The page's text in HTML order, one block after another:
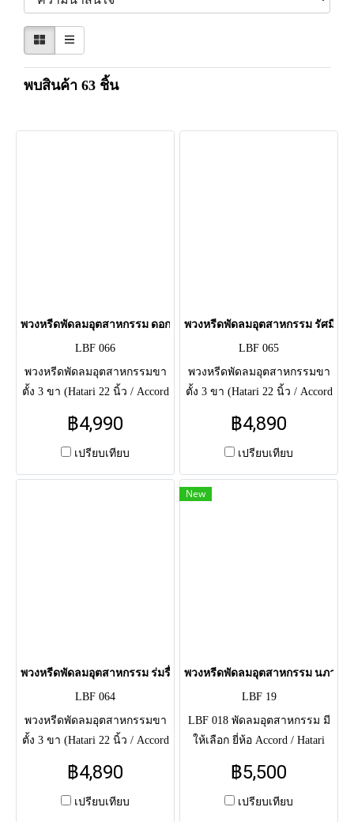
พบสินค้า 63 ชิ้น
พวงหรีดพัดลมอุตสาหกรรม ดอกไม้ประดิษฐ์ มณีทิพย์ (LBF66)
LBF 066
พวงหรีดพัดลมอุตสาหกรรมขา
ตั้ง 3 ขา (Hatari 22 นิ้ว / Accord
ประดิษฐ์ ดีไซน์ทูโทน โทนสี
ม่วง-แดง-ขาว โดดเด่นด้วย
฿4,990
เปรียบเทียบ
พวงหรีดพัดลมอุตสาหกรรม รัศมี
LBF 065
พวงหรีดพัดลมอุตสาหกรรมขา
ตั้ง 3 ขา (Hatari 22 นิ้ว / Accord
เต็มวง โทนสีเหลือง-ขาว
ประดับดอกเยอบีร่าและดอกมัม
เด่น สื่อถึงความเคารพและส่ง
฿4,890
เปรียบเทียบ
พวงหรีดพัดลมอุตสาหกรรม ร่มรื่น (LBF64)
LBF 064
พวงหรีดพัดลมอุตสาหกรรมขา
ตั้ง 3 ขา (Hatari 22 นิ้ว / Accord
สีชมพู-เขียว จัดดอกไม้สดฝั่ง
ซ้ายประดับเยอบีร่าสีชมพู ตัด
฿4,890
เปรียบเทียบ
New
พวงหรีดพัดลมอุตสาหกรรม นภาลัย
LBF 19
LBF 018 พัดลมอุตสาหกรรม มี
ให้เลือก ยี่ห้อ Accord / Hatari
ดอกไม้สด โทนสีฟ้า-ขาว-ครีม
(ไฮเดรนเยีย, ลิลลี่, เยอบีร่า, ลูก
฿5,500
เปรียบเทียบ